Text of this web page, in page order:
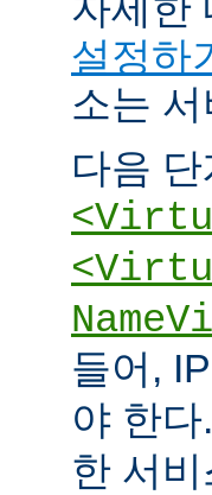
설정하
소는
다음
들어,
야 한다.
한 서